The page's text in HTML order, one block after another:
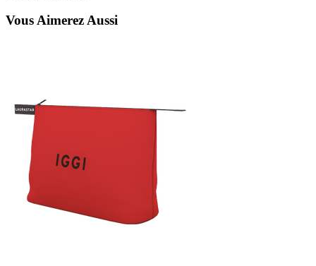
Vous Aimerez Aussi